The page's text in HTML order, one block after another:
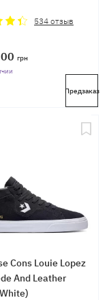
534отзыв
грн
Предзаказ
Cons Louie Lopez
And Leather